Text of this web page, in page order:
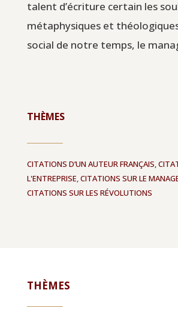
talent d’écriture certain les
métaphysiques et
social de notre temps, le
THÈMES
CITATIONS D’UN AUTEUR FRANÇAIS,
L'ENTREPRISE,CITATIONS SUR LE
CITATIONS SUR LES RÉVOLUTIONS
THÈMES